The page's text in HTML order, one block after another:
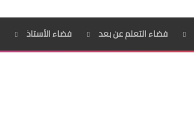
فضاء التعلم عن بعد فضاء الأستاذ